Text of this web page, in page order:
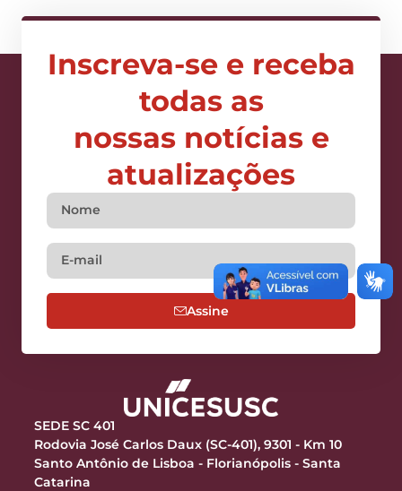
Inscreva-se e receba
todas as
nossas notícias e
atualizações
Assine
SEDE SC 401
Rodovia José Carlos Daux (SC-401), 9301 - Km 10
Santo Antônio de Lisboa - Florianópolis - Santa
Catarina